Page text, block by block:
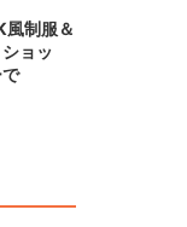
風制服＆
ョッ